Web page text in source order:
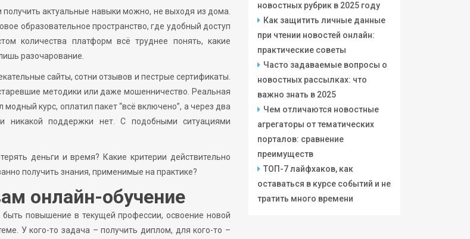
актуальные навыки можно, не выходя из дома.
образовательное пространство, где удобный доступ
количества платформ всё труднее понять, какие
разочарование.
сайты, сотни отзывов и пестрые сертификаты.
методики или даже мошенничество. Реальная
курс, оплатил пакет “всё включено”, а через два
никакой поддержки нет. С подобными ситуациями
деньги и время? Какие критерии действительно
получить знания, применимые на практике?
онлайн-обучение
повышение в текущей профессии, освоение новой
У кого-то задача – получить диплом, для кого-то –
новостных рубрик в 2025 году
Как защитить личные данные
при чтении новостей онлайн:
практические советы
Часто задаваемые вопросы о
новостных рассылках: что
важно знать в 2025
Чем отличаются новостные
агрегаторы от тематических
порталов: сравнение
преимуществ
ТОП-7 лайфхаков, как
оставаться в курсе событий и не
тратить много времени